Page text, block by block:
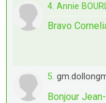
4. Annie
Bravo
5.
Bonjour